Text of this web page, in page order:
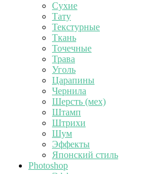
Сухие
Тату
Текстурные
Ткань
Точечные
Трава
Уголь
Царапины
Чернила
Шерсть (мех)
Штамп
Штрихи
Шум
Эффекты
Японский стиль
Photoshop